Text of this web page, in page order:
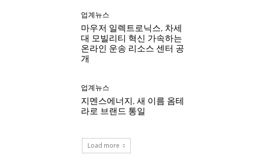
업계뉴스
마우저 일렉트로닉스, 차세
대 모빌리티 혁신 가속하는
온라인 운송 리소스 센터 공
개
업계뉴스
지멘스에너지, 새 이름 옴테
라로 브랜드 통일
Load more